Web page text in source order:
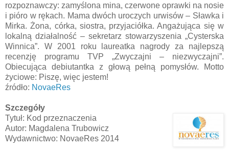
rozpoznawczy: zamyślona mina, czerwone oprawki na nosie
i pióro w rękach. Mama dwóch uroczych urwisów – Sławka i
Mirka. Żona, córka, siostra, przyjaciółka. Angażująca się w
lokalną działalność – sekretarz stowarzyszenia „Cysterska
Winnica”. W 2001 roku laureatka nagrody za najlepszą
recenzję programu TVP „Zwyczajni – niezwyczajni”.
Obiecująca debiutantka z głową pełną pomysłów. Motto
życiowe: Piszę, więc jestem!
źródło: NovaeRes
Szczegóły
Tytuł: Kod przeznaczenia
Autor: Magdalena Trubowicz
Wydawnictwo: NovaeRes 2014